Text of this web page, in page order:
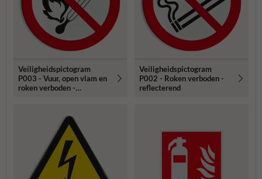
Veiligheidspictogram
P003 - Vuur, open vlam en
roken verboden -
Veiligheidspictogram
P002 - Roken verboden -
reflecterend